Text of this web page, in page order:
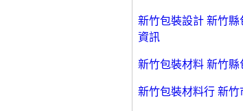
新竹包裝設計 新竹
資訊
新竹包裝材料 新竹
新竹包裝材料行 新